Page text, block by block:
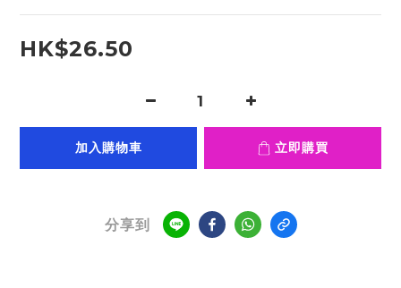
HK$26.50
加入購物車 立即購買
分享到